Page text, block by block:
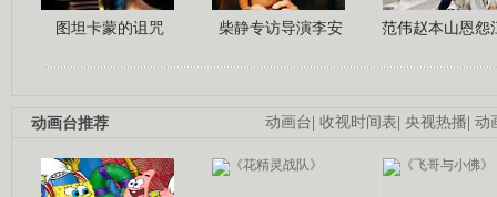
图坦卡蒙的诅咒 柴静专访导演李安 范伟赵本山恩怨
动画台| 收视时间表| 央视热播| 动
动画台推荐